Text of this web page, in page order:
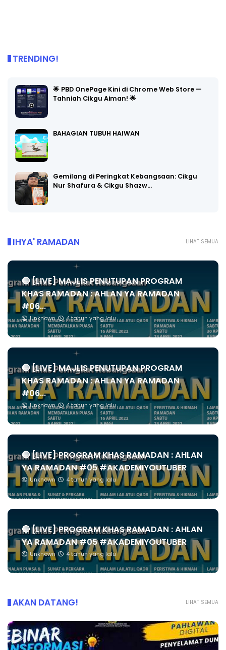
TRENDING!
🌟 PBD OnePage Kini di Chrome Web Store —
Tahniah Cikgu Aiman! 🌟
BAHAGIAN TUBUH HAIWAN
Gemilang di Peringkat Kebangsaan: Cikgu
Nur Shafura & Cikgu Shazw…
LIHAT SEMUA
IHYA' RAMADAN
🔴 [LIVE] MAJLIS PENUTUPAN PROGRAM
KHAS RAMADAN : AHLAN YA RAMADAN
#06...
Unknown 4 tahun yang lalu
🔴 [LIVE] MAJLIS PENUTUPAN PROGRAM
KHAS RAMADAN : AHLAN YA RAMADAN
#06...
Unknown 4 tahun yang lalu
🔴 [LIVE] PROGRAM KHAS RAMADAN : AHLAN
YA RAMADAN #05 #AKADEMIYOUTUBER
Unknown 4 tahun yang lalu
🔴 [LIVE] PROGRAM KHAS RAMADAN : AHLAN
YA RAMADAN #05 #AKADEMIYOUTUBER
Unknown 4 tahun yang lalu
LIHAT SEMUA
AKAN DATANG!